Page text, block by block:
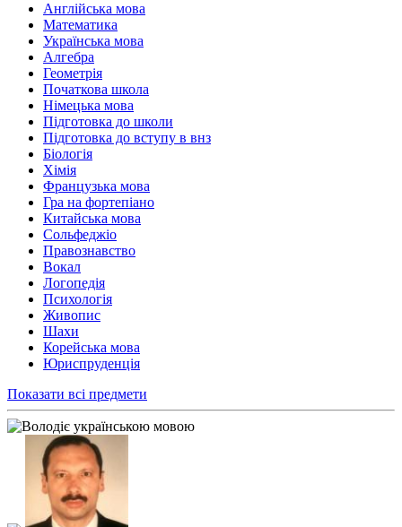
Англійська мова
Математика
Українська мова
Алгебра
Геометрія
Початкова школа
Німецька мова
Підготовка до школи
Підготовка до вступу в внз
Біологія
Хімія
Французька мова
Гра на фортепіано
Китайська мова
Сольфеджіо
Правознавство
Вокал
Логопедія
Психологія
Живопис
Шахи
Корейська мова
Юриспруденція
Показати всі предмети